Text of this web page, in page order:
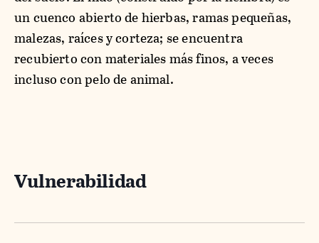
un cuenco abierto de hierbas, ramas pequeñas,
malezas, raíces y corteza; se encuentra
recubierto con materiales más finos, a veces
incluso con pelo de animal.
Vulnerabilidad